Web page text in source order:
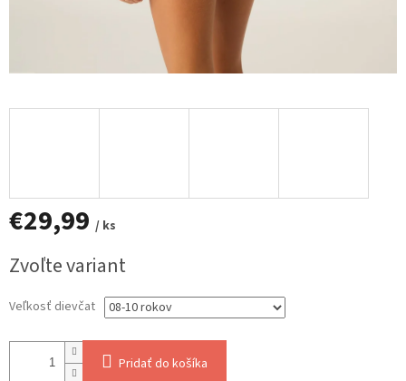
€29,99 / ks
cena:
Zvoľte variant
Veľkosť dievčat
Pridať do košíka